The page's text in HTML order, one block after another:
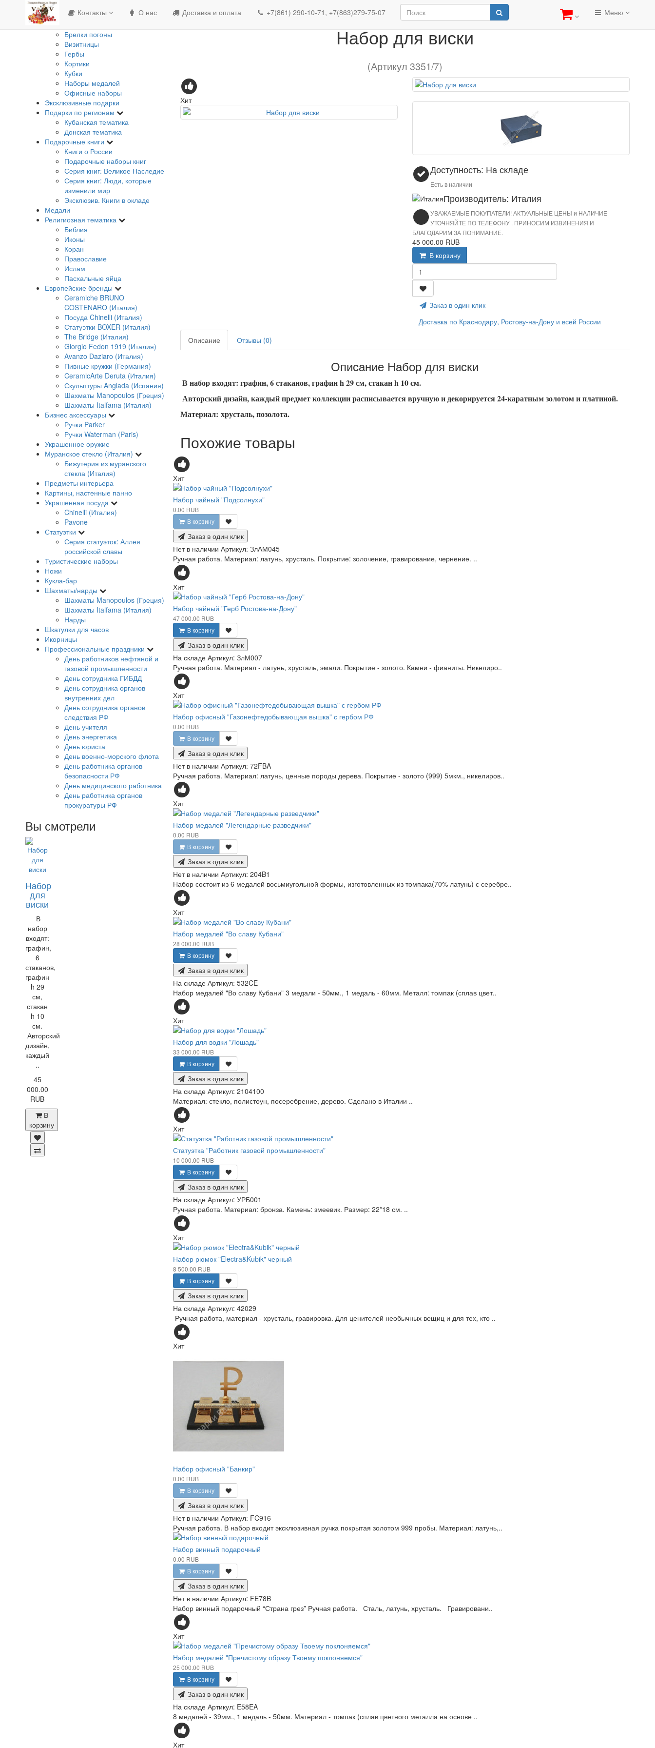
Контакты О нас Доставка и оплата +7(861) 290-10-71, +7(863)279-75-07 Меню
Изделия с Государственной
символикой
Брелки погоны
Визитницы
Гербы
Кортики
Кубки
Наборы медалей
Офисные наборы
Эксклюзивные подарки
Подарки по регионам
Кубанская тематика
Донская тематика
Подарочные книги
Книги о России
Подарочные наборы книг
Серия книг: Великое Наследие
Серия книг: Люди, которые
изменили мир
Эксклюзив. Книги в окладе
Медали
Религиозная тематика
Библия
Иконы
Коран
Православие
Ислам
Пасхальные яйца
Европейские бренды
Ceramiche BRUNO
COSTENARO (Италия)
Посуда Chinelli (Италия)
Статуэтки BOXER (Италия)
The Bridge (Италия)
Giorgio Fedon 1919 (Италия)
Avanzo Daziaro (Италия)
Пивные кружки (Германия)
CeramicArte Deruta (Италия)
Скульптуры Anglada (Испания)
Шахматы Manopoulos (Греция)
Шахматы Italfama (Италия)
Бизнес аксессуары
Ручки Parker
Ручки Waterman (Paris)
Украшенное оружие
Муранское стекло (Италия)
Бижутерия из муранского
стекла (Италия)
Предметы интерьера
Картины, настенные панно
Украшенная посуда
Chinelli (Италия)
Pavone
Статуэтки
Серия статуэток: Аллея
российской славы
Туристические наборы
Ножи
Кукла-бар
Шахматы/нарды
Шахматы Manopoulos (Греция)
Шахматы Italfama (Италия)
Нарды
Шкатулки для часов
Икорницы
Профессиональные праздники
День работников нефтяной и
газовой промышленности
День сотрудника ГИБДД
День сотрудника органов
внутренних дел
День сотрудника органов
следствия РФ
День учителя
День энергетика
День юриста
День военно-морского флота
День работника органов
безопасности РФ
День медицинского работника
День работника органов
прокуратуры РФ
Вы смотрели
Набор
для
виски
В
набор
входят:
графин,
6
стаканов,
графин
h 29
см,
стакан
h 10
см.
Авторский
дизайн,
каждый
..
45
000.00
RUB
В
корзину
Набор для виски
Набор для виски
(Артикул 3351/7)
Хит
Доступность: На складе
Есть в наличии
Производитель: Италия
УВАЖАЕМЫЕ ПОКУПАТЕЛИ! АКТУАЛЬНЫЕ ЦЕНЫ и НАЛИЧИЕ
УТОЧНЯЙТЕ ПО ТЕЛЕФОНУ . ПРИНОСИМ ИЗВИНЕНИЯ И
БЛАГОДАРИМ ЗА ПОНИМАНИЕ.
45 000.00 RUB
В корзину
Заказ в один клик
Доставка по Краснодару, Ростову-на-Дону и всей России
Описание
Отзывы (0)
Описание Набор для виски
В набор входят: графин, 6 стаканов, графин h 29 см, стакан h 10 см.
Авторский дизайн, каждый предмет коллекции расписывается вручную и декорируется 24-каратным золотом и платиной.
Материал: хрусталь, позолота.
Похожие товары
Хит
Набор чайный "Подсолнухи"
0.00 RUB
В корзину
Заказ в один клик
Нет в наличии Артикул: ЗлАМ045
Ручная работа. Материал: латунь, хрусталь. Покрытие: золочение, гравирование, чернение. ..
Хит
Набор чайный "Герб Ростова-на-Дону"
47 000.00 RUB
В корзину
Заказ в один клик
На складе Артикул: ЗлМ007
Ручная работа. Материал - латунь, хрусталь, эмали. Покрытие - золото. Камни - фианиты. Никелиро..
Хит
Набор офисный "Газонефтедобывающая вышка" с гербом РФ
0.00 RUB
В корзину
Заказ в один клик
Нет в наличии Артикул: 72FBA
Ручная работа. Материал: латунь, ценные породы дерева. Покрытие - золото (999) 5мкм., никелиров..
Хит
Набор медалей "Легендарные разведчики"
0.00 RUB
В корзину
Заказ в один клик
Нет в наличии Артикул: 204B1
Набор состоит из 6 медалей восьмиугольной формы, изготовленных из томпака(70% латунь) с серебре..
Хит
Набор медалей "Во славу Кубани"
28 000.00 RUB
В корзину
Заказ в один клик
На складе Артикул: 532CE
Набор медалей "Во славу Кубани" 3 медали - 50мм., 1 медаль - 60мм. Металл: томпак (сплав цвет..
Хит
Набор для водки "Лошадь"
33 000.00 RUB
В корзину
Заказ в один клик
На складе Артикул: 2104100
Материал: стекло, полистоун, посеребрение, дерево. Сделано в Италии ..
Хит
Статуэтка "Работник газовой промышленности"
10 000.00 RUB
В корзину
Заказ в один клик
На складе Артикул: УРБ001
Ручная работа. Материал: бронза. Камень: змеевик. Размер: 22*18 см. ..
Хит
Набор рюмок "Electra&Kubik" черный
8 500.00 RUB
В корзину
Заказ в один клик
На складе Артикул: 42029
Ручная работа, материал - хрусталь, гравировка. Для ценителей необычных вещиц и для тех, кто ..
Хит
Набор офисный "Банкир"
0.00 RUB
В корзину
Заказ в один клик
Нет в наличии Артикул: FC916
Ручная работа. В набор входит эксклюзивная ручка покрытая золотом 999 пробы. Материал: латунь,..
Набор винный подарочный
0.00 RUB
В корзину
Заказ в один клик
Нет в наличии Артикул: FE78B
Набор винный подарочный “Страна грез” Ручная работа. Сталь, латунь, хрусталь. Гравировани..
Хит
Набор медалей "Пречистому образу Твоему поклоняемся"
25 000.00 RUB
В корзину
Заказ в один клик
На складе Артикул: E58EA
8 медалей - 39мм., 1 медаль - 50мм. Материал - томпак (сплав цветного металла на основе ..
Хит